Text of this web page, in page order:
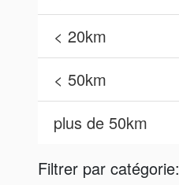
< 20km
< 50km
plus de 50km
Filtrer par catégorie: